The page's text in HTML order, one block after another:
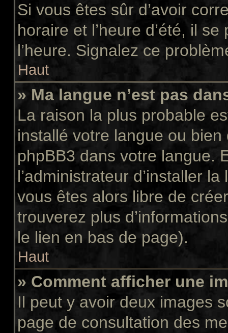
Si vous êtes sûr d’avoir
horaire et l’heure d’été, il
l’heure. Signalez ce
Haut
» Ma langue n’est pas
La raison la plus probable
installé votre langue ou
phpBB3 dans votre langue.
l’administrateur d’installer
vous êtes alors libre de
trouverez plus
le lien en bas de page).
Haut
» Comment afficher une
Il peut y avoir deux images
page de consultation des